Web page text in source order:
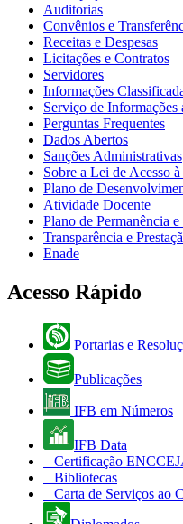
Auditorias
Convênios e
Receitas e Despesas
Licitações e Contratos
Servidores
Informações
Serviço de
Perguntas Frequentes
Dados Abertos
Sanções Administrativas
Sobre a Lei de Acesso
Plano de
Atividade Docente
Plano de Permanência
Transparência e
Enade
Acesso Rápido
Portarias e
Publicações
IFB em Números
IFB Data
Certificação
Bibliotecas
Carta de Serviços ao